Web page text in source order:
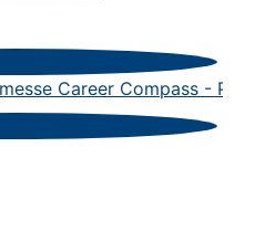
Career Compass -